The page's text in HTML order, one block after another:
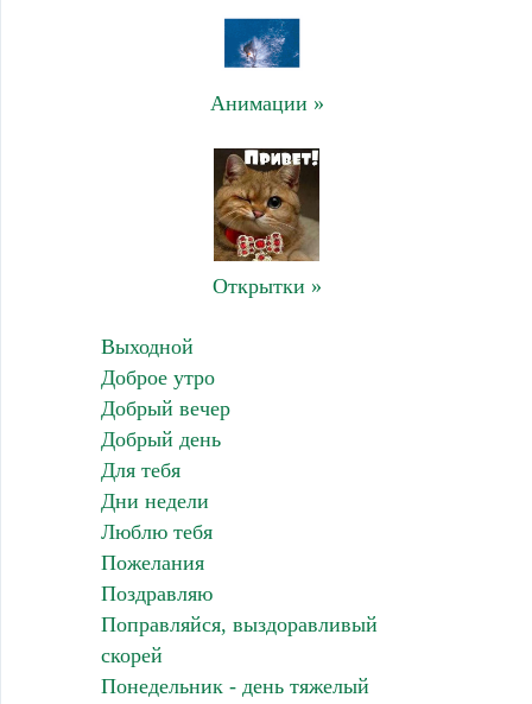
Анимации »
Открытки »
Выходной
Доброе утро
Добрый вечер
Добрый день
Для тебя
Дни недели
Люблю тебя
Пожелания
Поздравляю
Поправляйся, выздоравливый
скорей
Понедельник - день тяжелый